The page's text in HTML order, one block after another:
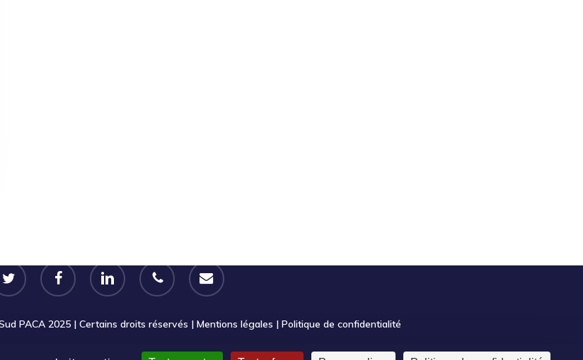
facebook linkedin phone email
PACA 2025 | Certains droits réservés | Mentions légales | Politique de confidentialité